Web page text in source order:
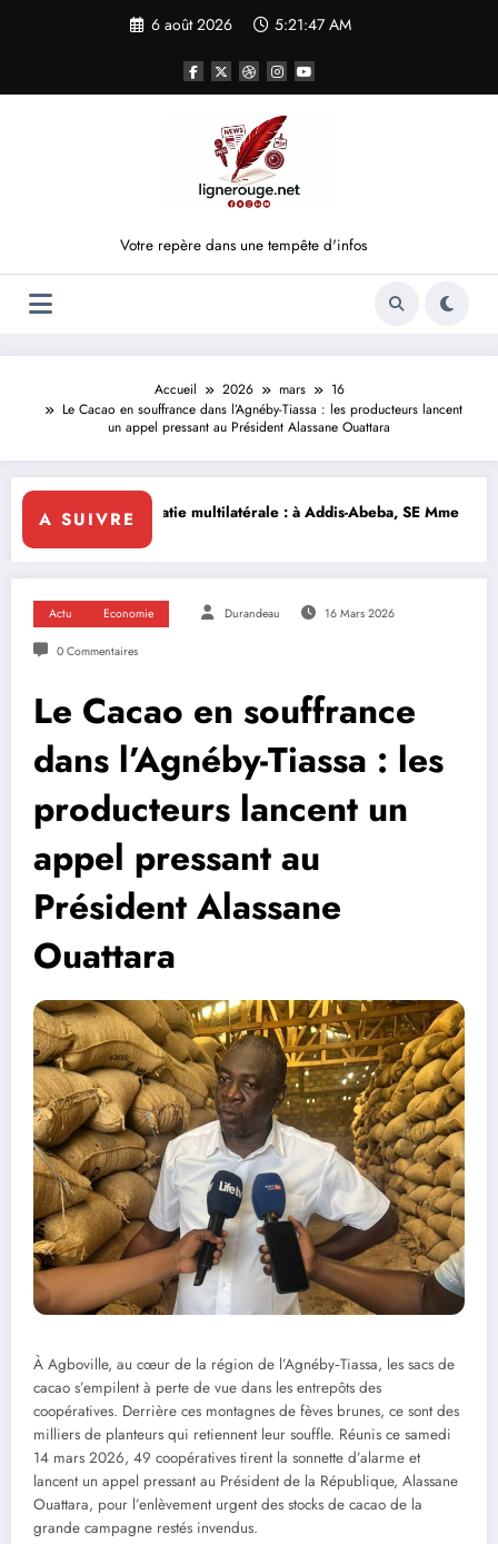
6 août 2026 5:21:48 AM
Votre repère dans une tempête d'infos
Accueil 2026 mars
16
Le Cacao en souffrance dans l’Agnéby-Tiassa : les producteurs lancent
un appel pressant au Président Alassane Ouattara
A SUIVRE: à Addis-Abeba, SE Mme Nialé Kaba porte la voix de la
𝐉𝐎𝐉 𝐃𝐀𝐊𝐀𝐑
Actu Economie Durandeau 16 Mars 2026
0 Commentaires
Le Cacao en souffrance
dans l’Agnéby-Tiassa : les
producteurs lancent un
appel pressant au
Président Alassane
Ouattara
À Agboville, au cœur de la région de l’Agnéby‑Tiassa, les sacs de
cacao s’empilent à perte de vue dans les entrepôts des
coopératives. Derrière ces montagnes de fèves brunes, ce sont des
milliers de planteurs qui retiennent leur souffle. Réunis ce samedi
14 mars 2026, 49 coopératives tirent la sonnette d’alarme et
lancent un appel pressant au Président de la République, Alassane
Ouattara, pour l’enlèvement urgent des stocks de cacao de la
grande campagne restés invendus.